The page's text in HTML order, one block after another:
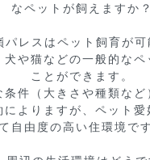
なペットが飼えますか？
レスはペット飼育が可
犬や猫などの一般的なペ
ことができます。
条件（大きさや種類など
によりますが、ペット愛
て自由度の高い住環境です